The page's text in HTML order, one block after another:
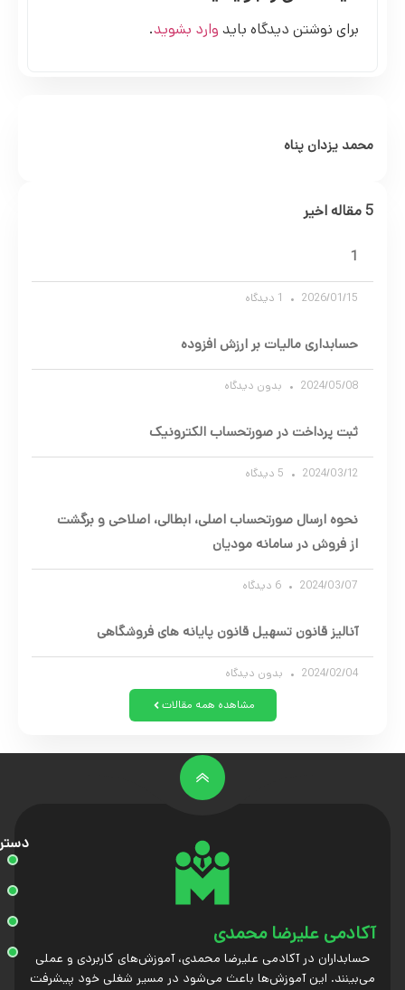
برای نوشتن دیدگاه باید وارد بشوید.
محمد یزدان پناه
5 مقاله اخیر
1
2026/01/15
حسابداری مالیات بر ارزش افزوده
2024/05/08 بدون دیدگاه
ثبت پرداخت در صورتحساب الکترونیک
2024/03/12
نحوه ارسال صورتحساب اصلی، ابطالی، اصلاحی و برگشت
از فروش در سامانه مودیان
2024/03/07
آنالیز قانون تسهیل قانون پایانه های فروشگاهی
2024/02/04 بدون دیدگاه
مشاهده همه مقالات
آکادمی علیرضا محمدی
حسابداران در آکادمی علیرضا محمدی، آموزش‌های کاربردی و عملی
می‌بینند. این آموزش‌ها باعث می‌شود در مسیر شغلی خود پیشرفت